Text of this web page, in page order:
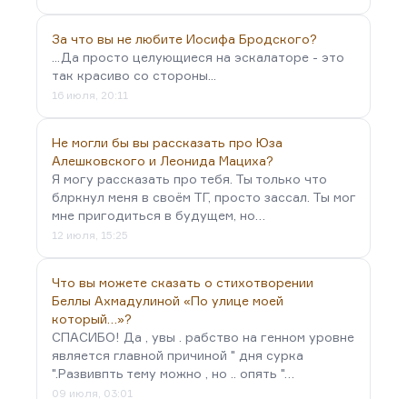
За что вы не любите Иосифа Бродского?
...Да просто целующиеся на эскалаторе - это
так красиво со стороны...
16 июля, 20:11
Не могли бы вы рассказать про Юза
Алешковского и Леонида Мациха?
Я могу рассказать про тебя. Ты только что
блркнул меня в своём ТГ, просто зассал. Ты мог
мне пригодиться в будущем, но…
12 июля, 15:25
Что вы можете сказать о стихотворении
Беллы Ахмадулиной «По улице моей
который…»?
СПАСИБО! Да , увы . рабство на генном уровне
является главной причиной " дня сурка
".Развивпть тему можно , но .. опять "…
09 июля, 03:01